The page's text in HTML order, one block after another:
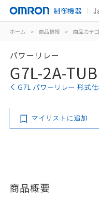
制御機器
ホーム > 商品情報 > 商品カテ
パワーリレー
G7L-2A-
G7L パワーリレー 形式
マイリストに追加
商品概要